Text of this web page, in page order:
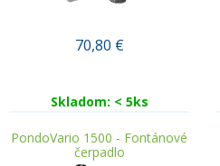
70,80 €
Skladom: < 5ks
PondoVario 1500 - Fontánové
čerpadlo